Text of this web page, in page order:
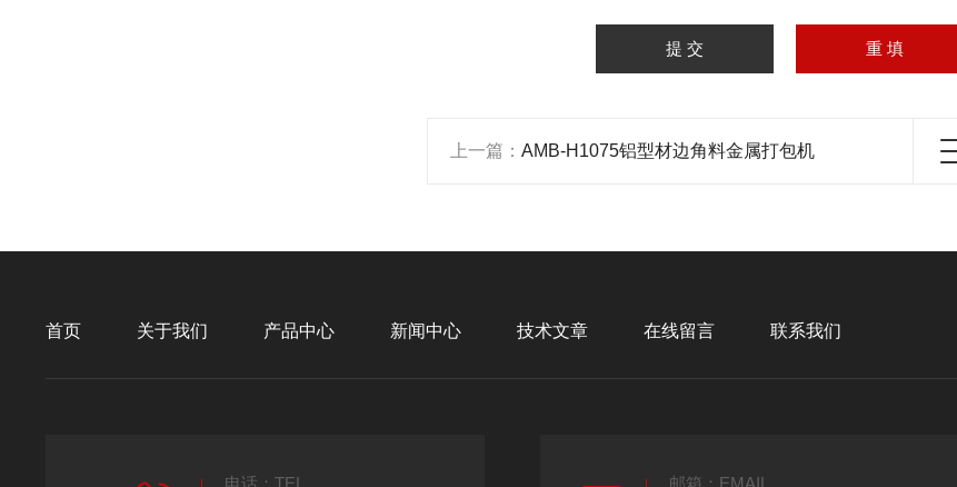
上一篇： AMB-H1075铝型材边角料金属打包机
首页 关于我们 产品中心 新闻中心 技术文章 在线留言 联系我们
电话：TEL 邮箱：EMAIL